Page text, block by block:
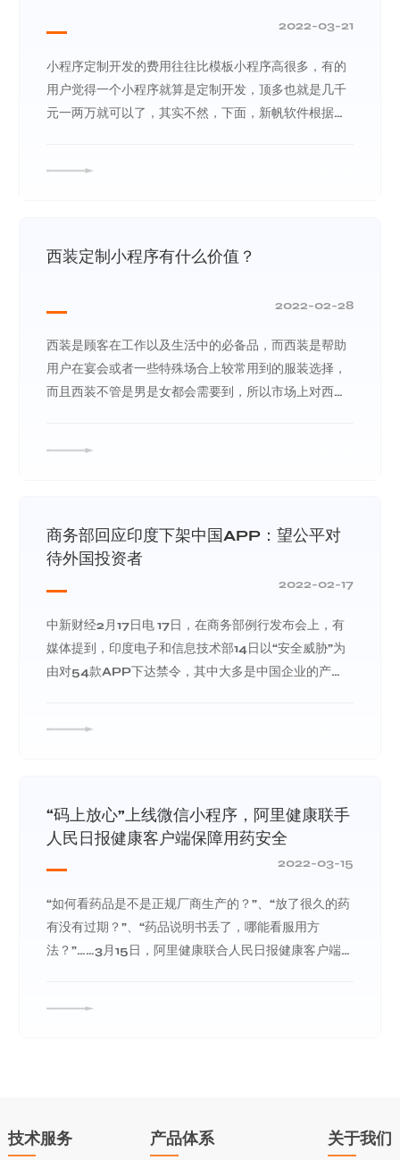
2022-03-21
小程序定制开发的费用往往比模板小程序高很多，有的
用户觉得一个小程序就算是定制开发，顶多也就是几千
元一两万就可以了，其实不然，下面，新帆软件根据多
西装定制小程序有什么价值？
2022-02-28
西装是顾客在工作以及生活中的必备品，而西装是帮助
用户在宴会或者一些特殊场合上较常用到的服装选择，
而且西装不管是男是女都会需要到，所以市场上对西装
商务部回应印度下架中国APP：望公平对
待外国投资者
2022-02-17
中新财经2月17日电 17日，在商务部例行发布会上，有
媒体提到，印度电子和信息技术部14日以“安全威胁”为
由对54款APP下达禁令，其中大多是中国企业的产
“码上放心”上线微信小程序，阿里健康联手
人民日报健康客户端保障用药安全
2022-03-15
“如何看药品是不是正规厂商生产的？”、“放了很久的药
有没有过期？”、“药品说明书丢了，哪能看服用方
法？”……3月15日，阿里健康联合人民日报健康客户端
技术服务 产品体系 关于我们